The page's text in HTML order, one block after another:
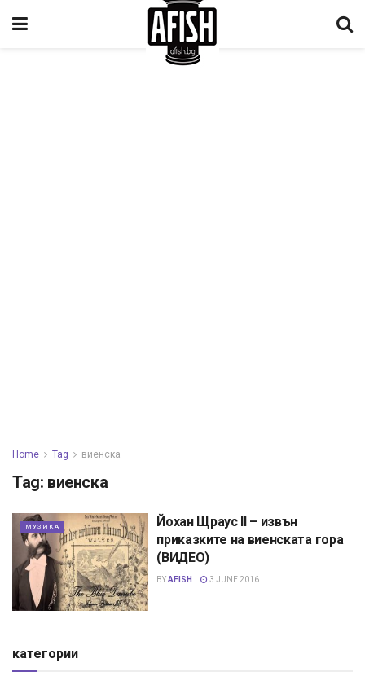
Home Tag виенска
Tag: виенска
МУЗИКА
Йохан Щраус II – извън
приказките на виенската гора
(ВИДЕО)
BYAFISH 3 JUNE 2016
категории